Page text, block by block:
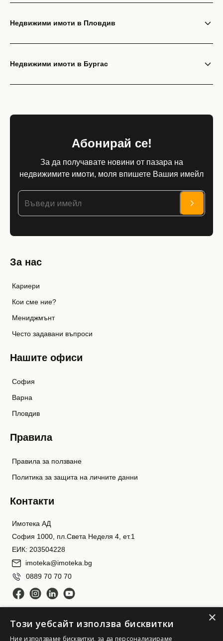
Недвижими имоти в Пловдив
Недвижими имоти в Бургас
Абонирай се!
За да получавате новини от пазара на
недвижимите имоти, моля впишете Вашия имейл
За нас
Кариери
Кои сме ние?
Мениджмънт
Често задавани въпроси
Нашите офиси
София
Варна
Пловдив
Правила
Правила за ползване
Политика за защита на личните данни
Контакти
Имотека АД
София 1000, пл.Света Неделя 4, ет.1
ЕИК: 203504228
imoteka@imoteka.bg
0889 70 70 70
×
Този уебсайт използва бисквитки
Ние използваме бисквитки, за да персонализираме